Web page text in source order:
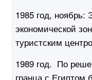
1985 год, ноябрь:
экономической
туристским
1989 год. По
гранца с Египтом